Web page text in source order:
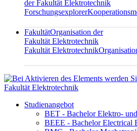
der Fakultät Elektrotechnik
Forschungsexplorer
FakultätOrganisation der
Fakultät Elektrotechnik
Fakultät Elektrotechnik
Fakultät Elektrotechnik
Studienangebot
BET - Bachelor Elektro-
BEEE - Bachelor Electrical